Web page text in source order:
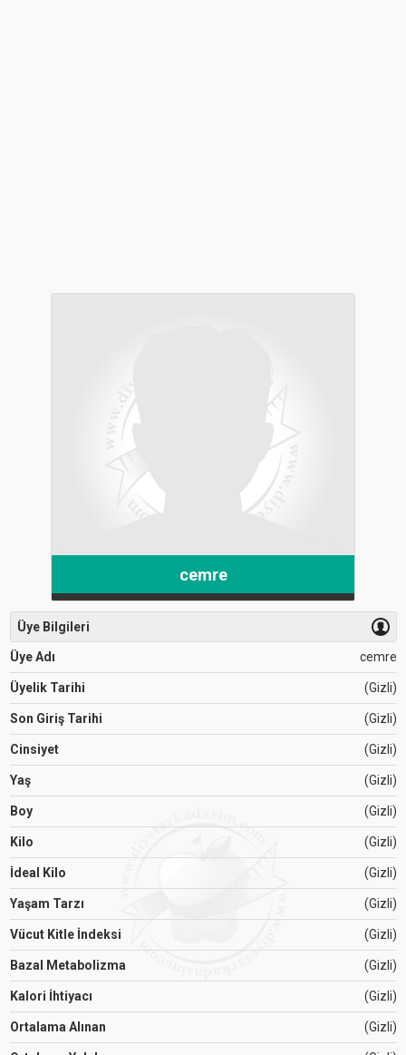
cemre
Üye Bilgileri
Üye Adı cemre
Üyelik Tarihi (Gizli)
Son Giriş Tarihi (Gizli)
Cinsiyet (Gizli)
Yaş (Gizli)
Boy (Gizli)
Kilo (Gizli)
İdeal Kilo (Gizli)
Yaşam Tarzı (Gizli)
Vücut Kitle İndeksi (Gizli)
Bazal Metabolizma (Gizli)
Kalori İhtiyacı (Gizli)
Ortalama Alınan (Gizli)